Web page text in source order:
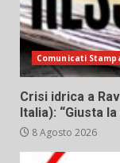
Comunicati
Crisi idrica a
Italia): “Giusta
8 Agosto 2026